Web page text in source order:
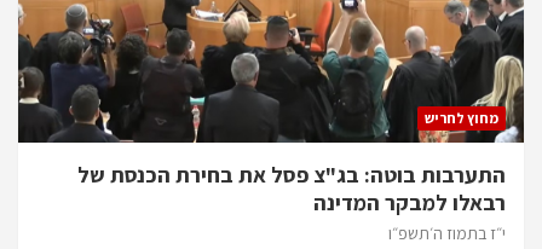
מחוץ לחריש
התערבות בוטה: בג"צ פסל את בחירת הכנסת של
רבאלו למבקר המדינה
י״ז בתמוז ה׳תשפ״ו